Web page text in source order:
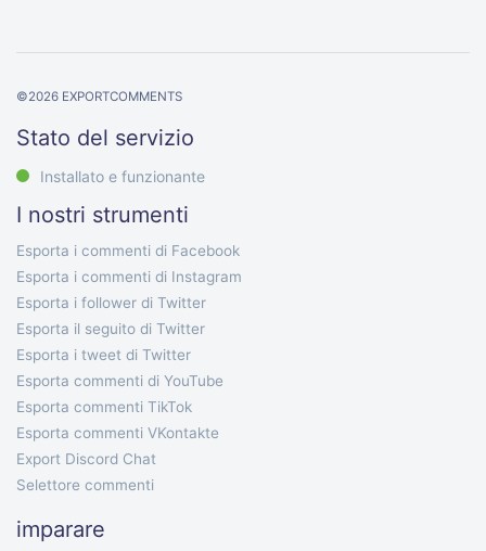
©2026 EXPORTCOMMENTS
Stato del servizio
Installato e funzionante
I nostri strumenti
Esporta i commenti di Facebook
Esporta i commenti di Instagram
Esporta i follower di Twitter
Esporta il seguito di Twitter
Esporta i tweet di Twitter
Esporta commenti di YouTube
Esporta commenti TikTok
Esporta commenti VKontakte
Export Discord Chat
Selettore commenti
imparare